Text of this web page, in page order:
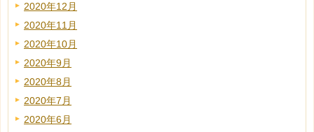
2020年12月
2020年11月
2020年10月
2020年9月
2020年8月
2020年7月
2020年6月